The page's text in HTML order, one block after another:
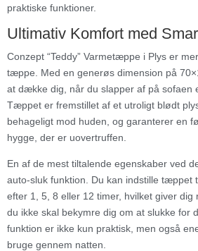
praktiske funktioner.
Ultimativ Komfort med
Conzept “Teddy” Varmetæppe i Plys er
tæppe. Med en generøs dimension på
at dække dig, når du slapper af på sofaen
Tæppet er fremstillet af et utroligt blødt
behageligt mod huden, og garanterer en
hygge, der er uovertruffen.
En af de mest tiltalende egenskaber ved
auto-sluk funktion. Du kan indstille tæppet
efter 1, 5, 8 eller 12 timer, hvilket giver dig
du ikke skal bekymre dig om at slukke for
funktion er ikke kun praktisk, men også
bruge gennem natten.